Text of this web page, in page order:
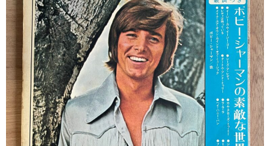
取り置きなどについて
Categories
New Arrivals
新譜
GG RECORD （当店のレーベル）
全商品